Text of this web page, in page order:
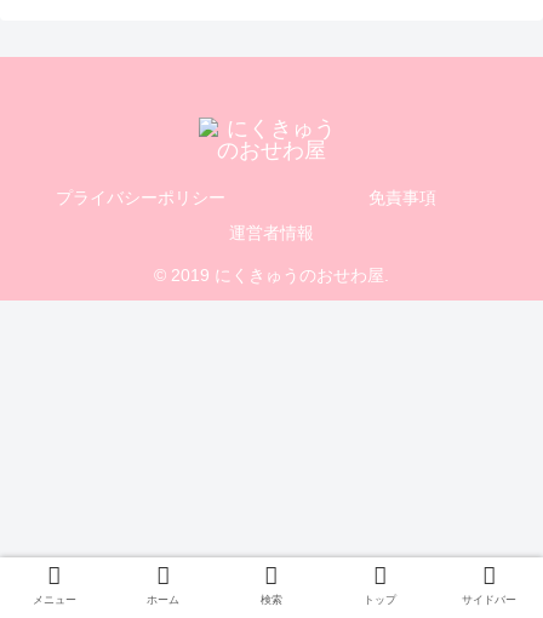
プライバシーポリシー
免責事項
運営者情報
© 2019 にくきゅうのおせわ屋.
メニュー ホーム 検索 トップ サイドバー